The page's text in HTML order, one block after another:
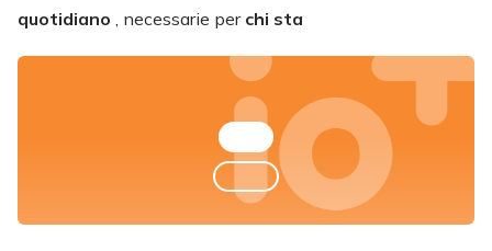
quotidiano
, necessarie per chi sta